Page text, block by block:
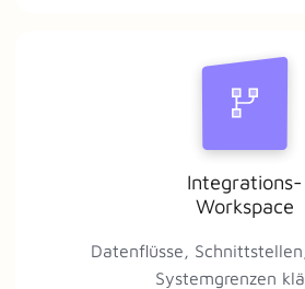
Integrations-
Workspace
Datenflüsse,
Systemgrenzen